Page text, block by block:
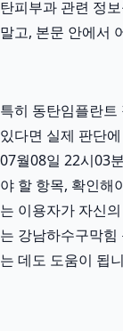
탄피부과 관련 정
말고, 본문 안에서
특히 동탄임플란
있다면 실제 판단
07월08일 22시03
야 할 항목, 확인해
는 이용자가 자신
는 강남하수구막
는 데도 도움이 됩